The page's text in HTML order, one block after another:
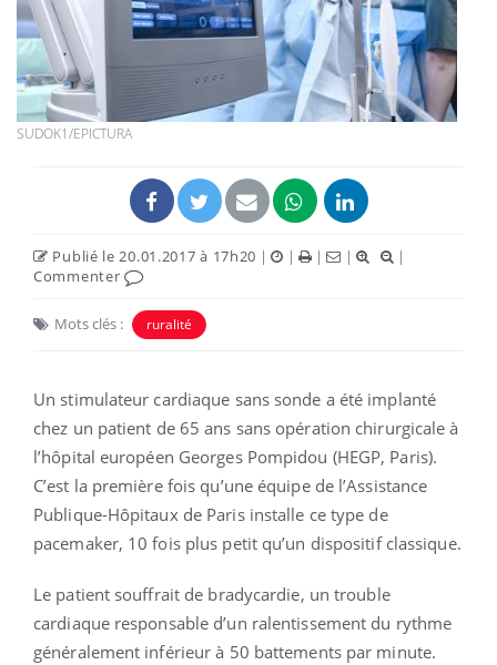
SUDOK1/EPICTURA
Publié le 20.01.2017 à 17h20 | | | |
|
Commenter
Mots clés : ruralité
Un stimulateur cardiaque sans sonde a été implanté
chez un patient de 65 ans sans opération chirurgicale à
l’hôpital européen Georges Pompidou (HEGP, Paris).
C’est la première fois qu’une équipe de l’Assistance
Publique-Hôpitaux de Paris installe ce type de
pacemaker, 10 fois plus petit qu’un dispositif classique.
Le patient souffrait de bradycardie, un trouble
cardiaque responsable d’un ralentissement du rythme
généralement inférieur à 50 battements par minute.